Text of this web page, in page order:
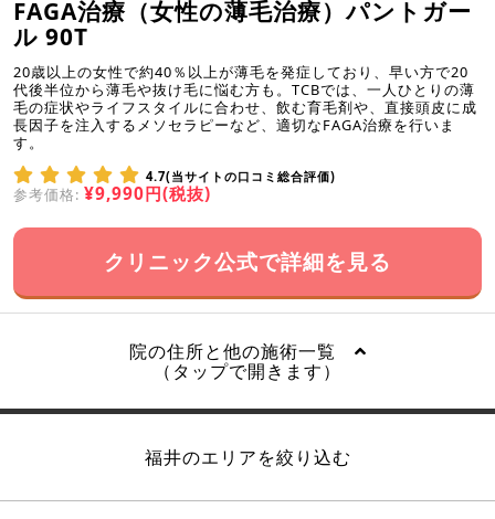
FAGA治療（女性の薄毛治療）パントガー
ル 90T
20歳以上の女性で約40％以上が薄毛を発症しており、早い方で20
代後半位から薄毛や抜け毛に悩む方も。TCBでは、一人ひとりの薄
毛の症状やライフスタイルに合わせ、飲む育毛剤や、直接頭皮に成
長因子を注入するメソセラピーなど、適切なFAGA治療を行いま
す。
4.7(当サイトの口コミ総合評価)
参考価格: ¥9,990円(税抜)
クリニック公式で詳細を見る
院の住所と他の施術一覧
（タップで開きます）
福井のエリアを絞り込む